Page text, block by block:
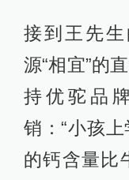
接到王先
源“相宜”的
持优驼品
销：“小孩
的钙含量比